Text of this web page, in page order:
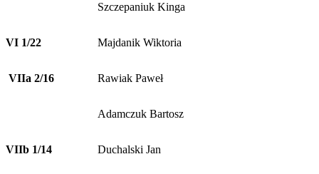
Szczepaniuk Kinga
VI 1/22 Majdanik Wiktoria
VIIa 2/16 Rawiak Paweł
Adamczuk Bartosz
VIIb 1/14 Duchalski Jan